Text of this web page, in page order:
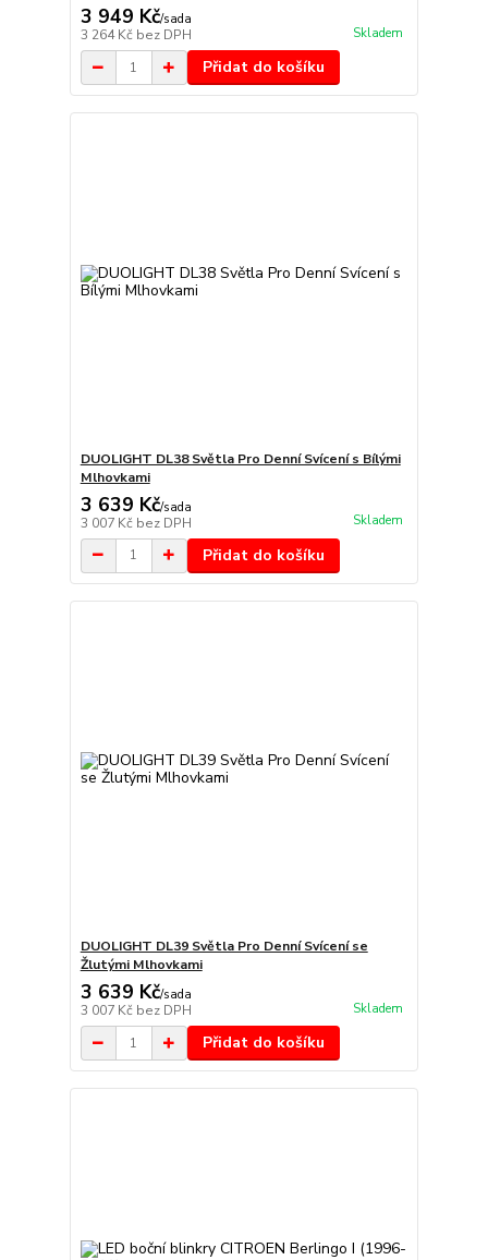
3 949 Kč/sada
3 264 Kč bez DPH Skladem
Přidat do košíku
DUOLIGHT DL38 Světla Pro Denní Svícení s Bílými
Mlhovkami
3 639 Kč/sada
3 007 Kč bez DPH Skladem
Přidat do košíku
DUOLIGHT DL39 Světla Pro Denní Svícení se
Žlutými Mlhovkami
3 639 Kč/sada
3 007 Kč bez DPH Skladem
Přidat do košíku